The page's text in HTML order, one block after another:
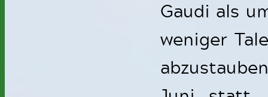
Gaudi als
weniger